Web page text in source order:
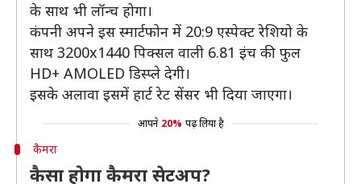
के साथ भी लॉन्च होगा।
कंपनी अपने इस स्मार्टफोन में 20:9 एस्पेक्ट रेशियो के
साथ 3200x1440 पिक्सल वाली 6.81 इंच की फुल
HD+ AMOLED डिस्प्ले देगी।
इसके अलावा इसमें हार्ट रेट सेंसर भी दिया जाएगा।
आपने 20% पढ़ लिया है
कैमरा
कैसा होगा कैमरा सेटअप?